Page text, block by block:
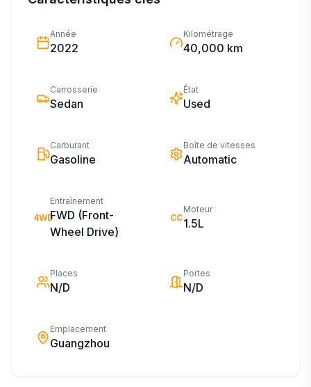
Année
2022
Kilométrage
40,000 km
Carrosserie
Sedan
État
Used
Carburant
Gasoline
Boîte de vitesses
Automatic
4WD
Entraînement
FWD (Front-
Wheel Drive)
CC
Moteur
1.5L
Places
N/D
Portes
N/D
Emplacement
Guangzhou